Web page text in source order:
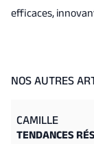
efficaces,
NOS AUTRES
CAMILLE
TENDANCES